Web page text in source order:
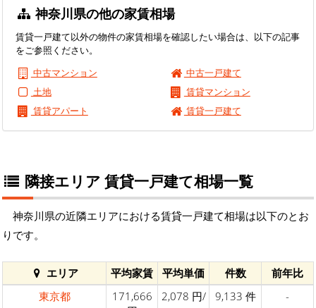
神奈川県の他の家賃相場
賃貸一戸建て以外の物件の家賃相場を確認したい場合は、以下の記事
をご参照ください。
中古マンション
中古一戸建て
土地
賃貸マンション
賃貸アパート
賃貸一戸建て
隣接エリア 賃貸一戸建て相場一覧
神奈川県の近隣エリアにおける賃貸一戸建て相場は以下のとお
りです。
エリア 平均家賃 平均単価 件数
前年比
東京都
171,666
2,078 円/
9,133 件 -